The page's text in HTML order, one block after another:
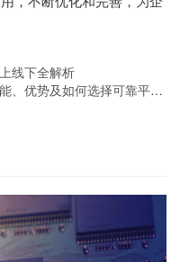
线下全解析
势及如何选择可靠平台办理